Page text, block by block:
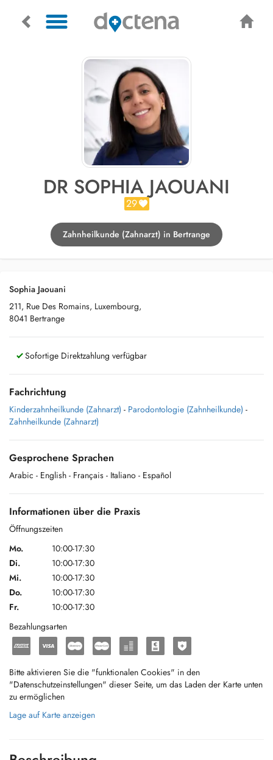
DR SOPHIA JAOUANI
29
Zahnheilkunde (Zahnarzt) in Bertrange
Sophia Jaouani
211, Rue Des Romains, Luxembourg,
8041 Bertrange
Sofortige Direktzahlung verfügbar
Fachrichtung
Kinderzahnheilkunde (Zahnarzt) - Parodontologie (Zahnheilkunde) -
Zahnheilkunde (Zahnarzt)
Gesprochene Sprachen
Arabic - English - Français - Italiano - Español
Informationen über die Praxis
Öffnungszeiten
Mo.
10:00-17:30
Di.
10:00-17:30
Mi.
10:00-17:30
Do.
10:00-17:30
Fr.
10:00-17:30
Bezahlungsarten
Bitte aktivieren Sie die "funktionalen Cookies" in den
"Datenschutzeinstellungen" dieser Seite, um das Laden der Karte unten
zu ermöglichen
Lage auf Karte anzeigen